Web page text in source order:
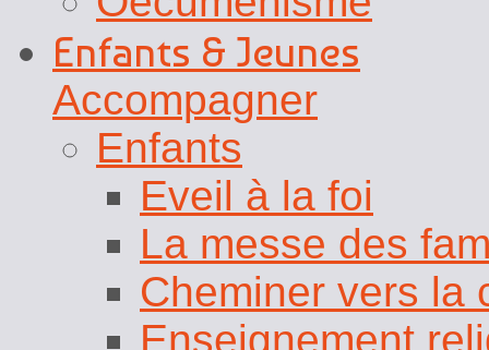
Enfants & Jeunes
Accompagner
Enfants
Eveil à la foi
La messe des
Cheminer vers la
Enseignement